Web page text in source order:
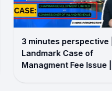
3 minutes perspective
Landmark Case of
Managment Fee Issue |